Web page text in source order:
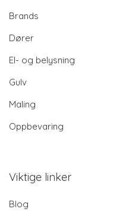
Brands
Dører
El- og belysning
Gulv
Maling
Oppbevaring
Viktige linker
Blog